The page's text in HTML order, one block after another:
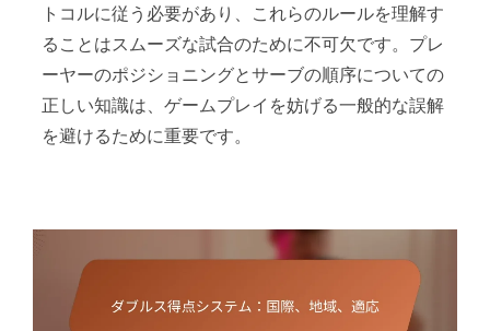
トコルに従う必要があり、これらのルールを理解す
ることはスムーズな試合のために不可欠です。プレ
ーヤーのポジショニングとサーブの順序についての
正しい知識は、ゲームプレイを妨げる一般的な誤解
を避けるために重要です。